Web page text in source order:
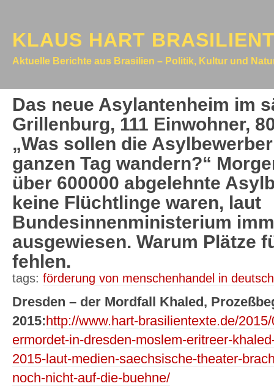
KLAUS HART
Aktuelle Berichte aus Brasilien – Politik, Kultur und
Das neue Asylantenheim im
Grillenburg, 111 Einwohner,
„Was sollen die
ganzen Tag wandern?“
über 600000 abgelehnte
keine Flüchtlinge waren, laut
Bundesinnenministerium
ausgewiesen. Warum Plätze
fehlen.
tags: förderung von menschenhandel in
Dresden – der Mordfall Khaled,
2015:http://www.hart-brasilientexte.de/
ermordet-in-dresden-moslem-eritreer-
2015-laut-medien-saechsische-theater-
noch-nicht-auf-die-buehne/